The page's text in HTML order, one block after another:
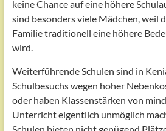
keine Chance auf eine höhere
sind besonders viele Mädchen, weil
Familie traditionell eine höhere
wird.
Weiterführende Schulen sind in
Schulbesuchs wegen hoher
oder haben Klassenstärken von
Unterricht eigentlich unmöglich